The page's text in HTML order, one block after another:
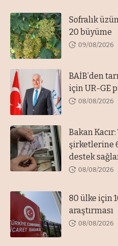
Sofralık
20 büyüme
09/08/2026
BAİB’den
için UR-GE
08/08/2026
Bakan
şirketlerine
destek
08/08/2026
80 ülke için
araştırması
08/08/2026